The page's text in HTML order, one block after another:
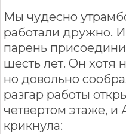
Мы чудесно
работали дружно.
парень
шесть лет. Он хотя
но довольно
разгар работы
четвертом этаже, и
крикнула: